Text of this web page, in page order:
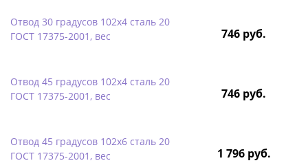
Отвод 30 градусов 102х4 сталь 20
ГОСТ 17375-2001, вес
746 руб.
Отвод 45 градусов 102х4 сталь 20
ГОСТ 17375-2001, вес
746 руб.
Отвод 45 градусов 102х6 сталь 20
ГОСТ 17375-2001, вес
1 796 руб.